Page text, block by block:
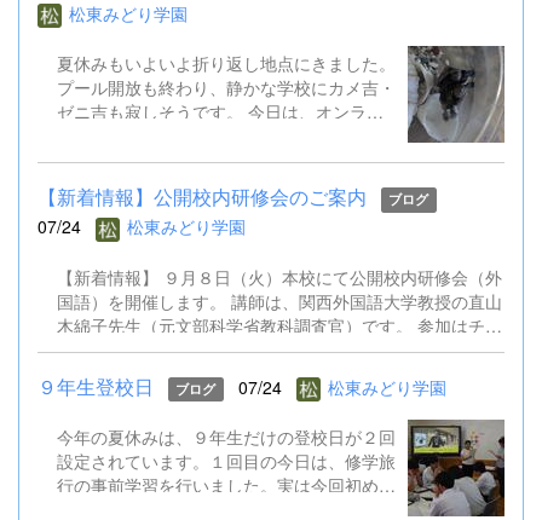
松東みどり学園
夏休みもいよいよ折り返し地点にきました。
プール開放も終わり、静かな学校にカメ吉・
ゼニ吉も寂しそうです。 今日は、オンライ
はオンライン役員会も実施し、２学期の全校
遊びについて意見交換しました。先生方も校
内研修会を行ったり、教育委員会の研修会に
出かけたりしています。 あと半分の夏休み
【新着情報】公開校内研修会のご案内 ブログ
07/24 松東みどり学園
【新着情報】 ９月８日（火）本校にて公開校内研修会（外
国語）を開催します。 講師は、関西外国語大学教授の直山
木綿子先生（元文部科学省教科調査官）です。 参加はチラ
シのQRコードからお申込みください。 9.8公開校内研修会
（外国語）案内チラシ.pdf
９年生登校日 ブログ 07/24 松東みどり学園
今年の夏休みは、９年生だけの登校日が２回
設定されています。１回目の今日は、修学旅
行の事前学習を行いました。実は今回初めて